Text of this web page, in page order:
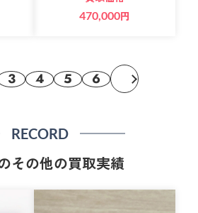
470,000円
3 4 5 6
RECORD
その他の買取実績